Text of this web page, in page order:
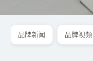
品牌新闻 品牌视频